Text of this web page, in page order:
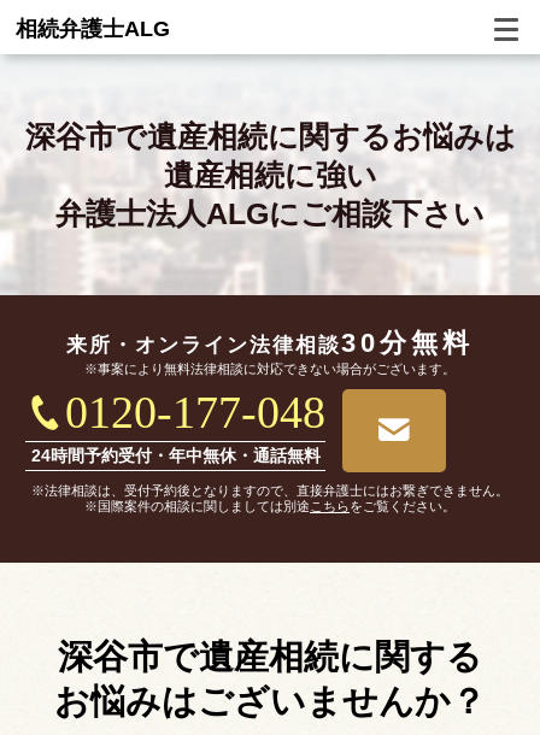
相続弁護士ALG
深谷市で遺産相続に関するお悩みは
遺産相続に強い
弁護士法人ALGにご相談下さい
来所・オンライン法律相談30分無料
※事案により無料法律相談に対応できない場合がございます。
0120-177-048
24時間予約受付・年中無休・通話無料
※法律相談は、受付予約後となりますので、直接弁護士にはお繋ぎできません。
※国際案件の相談に関しましては別途 こちらをご覧ください。
深谷市で遺産相続に関する
お悩みはございませんか？